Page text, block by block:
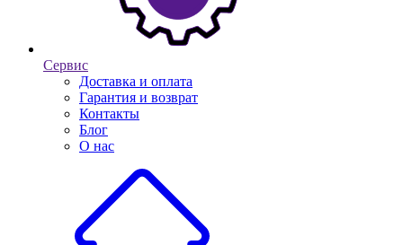
Сервис
Доставка и оплата
Гарантия и возврат
Контакты
Блог
О нас